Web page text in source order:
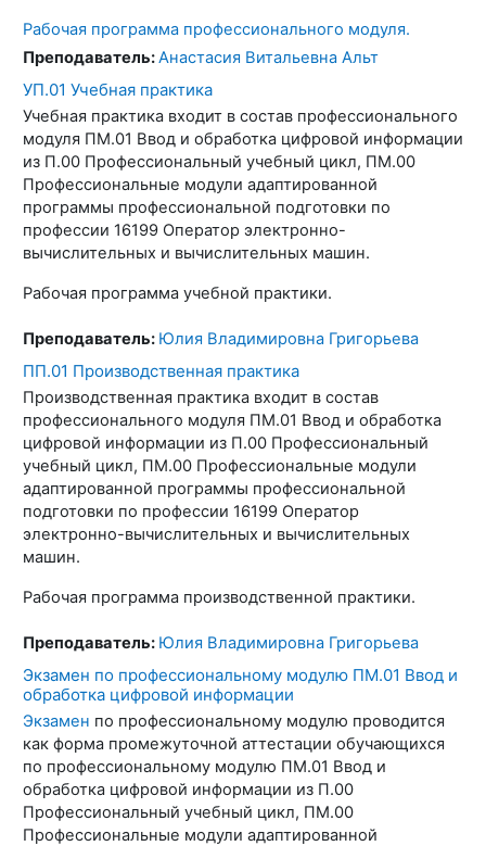
Рабочая программа профессионального модуля.
Преподаватель:Анастасия Витальевна Альт
УП.01 Учебная практика
Учебная практика входит в состав профессионального
модуля ПМ.01 Ввод и обработка цифровой информации
из П.00 Профессиональный учебный цикл, ПМ.00
Профессиональные модули адаптированной
программы профессиональной подготовки по
профессии 16199 Оператор электронно-
вычислительных и вычислительных машин.
Рабочая программа учебной практики.
Преподаватель: Юлия Владимировна Григорьева
ПП.01 Производственная практика
Производственная практика входит в состав
профессионального модуля ПМ.01 Ввод и обработка
цифровой информации из П.00 Профессиональный
учебный цикл, ПМ.00 Профессиональные модули
адаптированной программы профессиональной
подготовки по профессии 16199 Оператор
электронно-вычислительных и вычислительных
машин.
Рабочая программа производственной практики.
Преподаватель: Юлия Владимировна Григорьева
Экзамен по профессиональному модулю ПМ.01 Ввод и
обработка цифровой информации
Экзамен по профессиональному модулю проводится
как форма промежуточной аттестации обучающихся
по профессиональному модулю ПМ.01 Ввод и
обработка цифровой информации из П.00
Профессиональный учебный цикл, ПМ.00
Профессиональные модули адаптированной